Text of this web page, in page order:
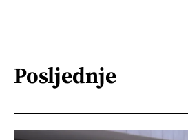
Posljednje